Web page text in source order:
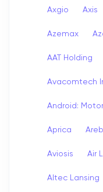
Axgio Axis
Azemax
AAT Holding
Avacomtech
Android:
Aprica
Aviosis Air
Altec Lansing